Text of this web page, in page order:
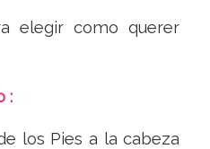
elegir como querer
:
los Pies a la cabeza